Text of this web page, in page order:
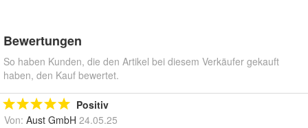
Bewertungen
So haben Kunden, die den Artikel bei diesem Verkäufer gekauft
haben, den Kauf bewertet.
Positiv
Von: Aust GmbH 24.05.25